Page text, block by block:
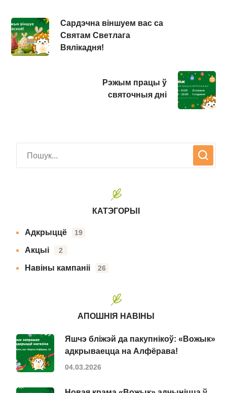
Сардэчна віншуем вас са
Святам Светлага
Вялікадня!
Рэжым працы ў
святочныя дні
КАТЭГОРЫІ
Адкрыццё 19
Акцыі 2
Навіны кампаніі 26
АПОШНІЯ НАВІНЫ
Яшчэ бліжэй да пакупнікоў: «Вожык»
адкрываецца на Алфёрава!
04.03.2026